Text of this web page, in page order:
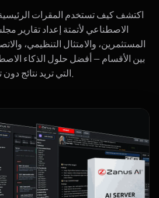
اكتشف كيف تستخدم المقرات
الاصطناعي لأتمتة إعداد تقارير
المستثمرين، والامتثال التنظيمي،
بين الأقسام — أفضل حلول الذكاء